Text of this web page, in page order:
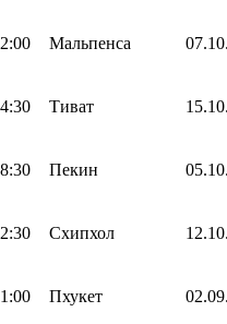
Мальпенса
Тиват
Пекин
Схипхол
Пхукет